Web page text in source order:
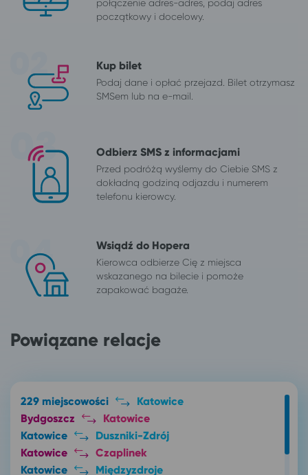
połączenie adres-adres, podaj adres
początkowy i docelowy.
Kup bilet
Podaj dane i opłać przejazd. Bilet otrzymasz
SMSem lub na e-mail.
Odbierz SMS z informacjami
Przed podróżą wyślemy do Ciebie SMS z
dokładną godziną odjazdu i numerem
telefonu kierowcy.
Wsiądź do Hopera
Kierowca odbierze Cię z miejsca
wskazanego na bilecie i pomoże
zapakować bagaże.
Powiązane relacje
229 miejscowości
Katowice
Bydgoszcz
Katowice
Katowice
Duszniki-Zdrój
Katowice
Czaplinek
Katowice
Międzyzdroje